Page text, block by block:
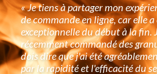
« Je tiens à partager mon
de commande en ligne, car elle a
exceptionnelle du début à la fin.
récemment commandé des
dois dire que j'ai été
par la rapidité et l'efficacité du